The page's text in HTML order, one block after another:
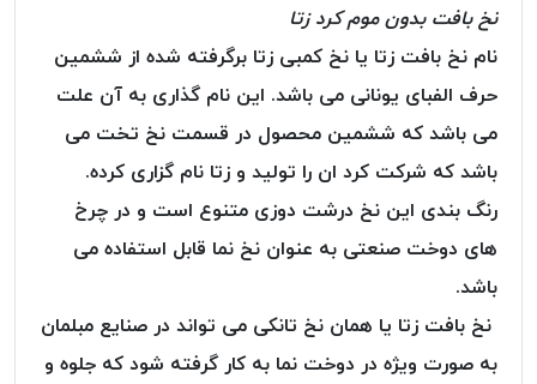
نخ
توری
پلیسه
نخ
توری
پلیسه
کرد
OMEGA
توری
پلیسه
نخ بافت بدون موم کرد زتا
نام نخ بافت زتا یا نخ کمبی زتا برگرفته شده از ششمین
حرف الفبای یونانی می باشد. این نام گذاری به آن علت
می باشد که ششمین محصول در قسمت نخ تخت می
باشد که شرکت کرد ان را تولید و زتا نام گزاری کرده.
رنگ بندی این نخ درشت دوزی متنوع است و در چرخ
های دوخت صنعتی به عنوان نخ نما قابل استفاده می
باشد.
نخ بافت زتا یا همان نخ تانکی می ‌تواند در صنایع مبلمان
به صورت ویژه در دوخت نما به کار گرفته شود که جلوه و